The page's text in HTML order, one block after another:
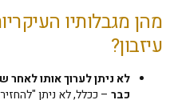
מהן מגבלותיו
עיזבון?
לא ניתן לערוך אותו לאחר
כבר– ככלל, לא ניתן "להחזיר